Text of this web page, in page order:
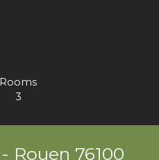
Rooms
3
Rouen 76100